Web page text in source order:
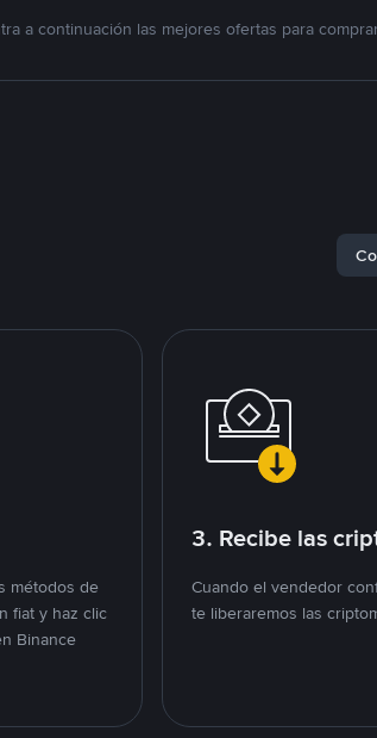
a continuación las mejores ofertas para
métodos de
fiat y haz clic
Binance
3. Recibe las
Cuando el vendedor
te liberaremos las